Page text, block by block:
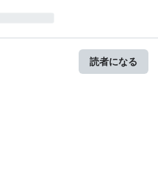
読者になる